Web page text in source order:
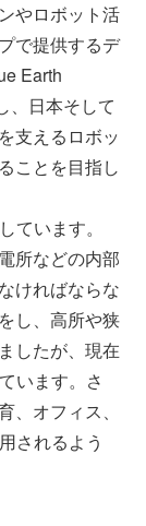
やロボット活
で提供するデ
Earth
、日本そして
支えるロボッ
ことを目指し
ています。
所などの内部
ければならな
し、高所や狭
したが、現在
います。さ
オフィス、
されるよう